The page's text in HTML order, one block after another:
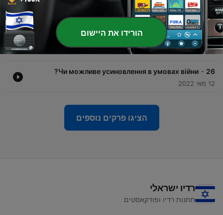
20 מאי 2022
-
Щоб зменшити кількість загиблих, ми маємо
якомога швидше деокупувати наші території —
Валерій Чалий
18 מאי 2022
26
-
Чи можливе усиновлення в умовах війни?
12 מאי 2022
הציגו פרקים נוספים
רדיו ישראלי
תחנות רדיו ופודקאסטים
הורידו את היישום